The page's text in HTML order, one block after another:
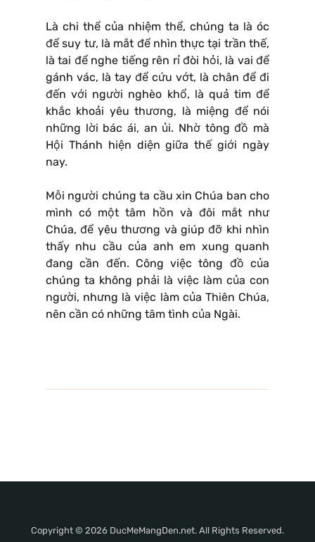
Là chi thể của nhiệm thể, chúng ta là óc
để suy tư, là mắt để nhìn thực tại trần thế,
là tai để nghe tiếng rên rỉ đòi hỏi, là vai để
gánh vác, là tay để cứu vớt, là chân để đi
đến với người nghèo khổ, là quả tim để
khắc khoải yêu thương, là miệng để nói
những lời bác ái, an ủi. Nhờ tông đồ mà
Hội Thánh hiện diện giữa thế giới ngày
nay.
Mỗi người chúng ta cầu xin Chúa ban cho
mình có một tâm hồn và đôi mắt như
Chúa, để yêu thương và giúp đỡ khi nhìn
thấy nhu cầu của anh em xung quanh
đang cần đến. Công việc tông đồ của
chúng ta không phải là việc làm của con
người, nhưng là việc làm của Thiên Chúa,
nên cần có những tâm tình của Ngài.
Copyright © 2026 DucMeMangDen.net. All Rights Reserved.